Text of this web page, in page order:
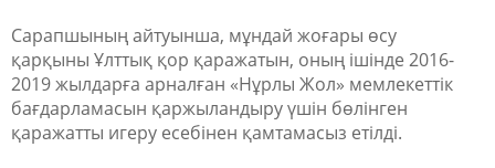
Сарапшының айтуынша, мұндай жоғары өсу
қарқыны Ұлттық қор қаражатын, оның ішінде 2016-
2019 жылдарға арналған «Нұрлы Жол» мемлекеттік
бағдарламасын қаржыландыру үшін бөлінген
қаражатты игеру есебінен қамтамасыз етілді.